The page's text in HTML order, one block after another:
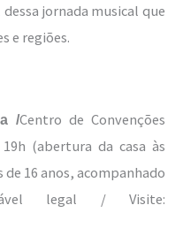
jornada musical que
e regiões.
/Centro de Convenções
(abertura da casa às
de 16 anos, acompanhado
legal / Visite: